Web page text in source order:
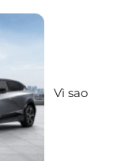
Vì sao